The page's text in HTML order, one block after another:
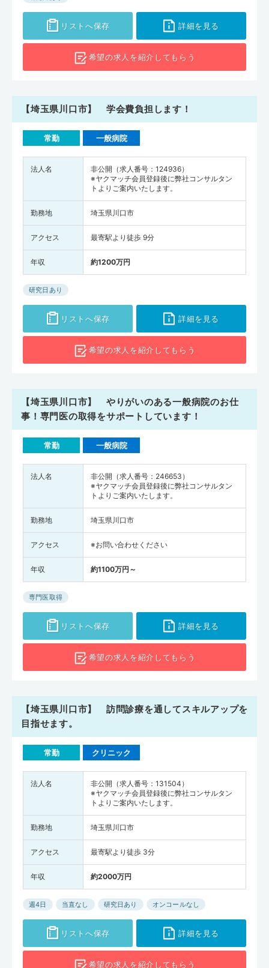
リストへ保存 詳細を見る
希望の求人を紹介してもらう
【埼玉県川口市】 学会費負担します！
常勤 一般病院
法人名
非公開（求人番号：124936）
※ヤクマッチ会員登録後に弊社コンサルタン
トよりご案内いたします。
勤務地 埼玉県川口市
アクセス 最寄駅より徒歩 9分
年収 約1200万円
研究日あり
リストへ保存 詳細を見る
希望の求人を紹介してもらう
【埼玉県川口市】 やりがいのある一般病院のお仕
事！専門医の取得をサポートしています！
常勤 一般病院
法人名
非公開（求人番号：246653）
※ヤクマッチ会員登録後に弊社コンサルタン
トよりご案内いたします。
勤務地 埼玉県川口市
アクセス ※お問い合わせください
年収 約1100万円～
専門医取得
リストへ保存 詳細を見る
希望の求人を紹介してもらう
【埼玉県川口市】 訪問診療を通してスキルアップを
目指せます。
常勤 クリニック
法人名
非公開（求人番号：131504）
※ヤクマッチ会員登録後に弊社コンサルタン
トよりご案内いたします。
勤務地 埼玉県川口市
アクセス 最寄駅より徒歩 3分
年収 約2000万円
週4日 当直なし 研究日あり オンコールなし
リストへ保存 詳細を見る
希望の求人を紹介してもらう